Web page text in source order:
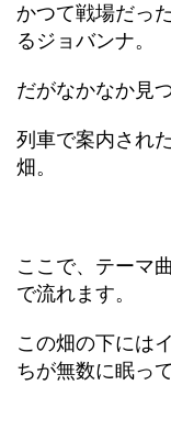
かつて戦場だっ
るジョバンナ。
だがなかなか見
列車で案内され
畑。
ここで、テーマ
で流れます。
この畑の下には
ちが無数に眠っ